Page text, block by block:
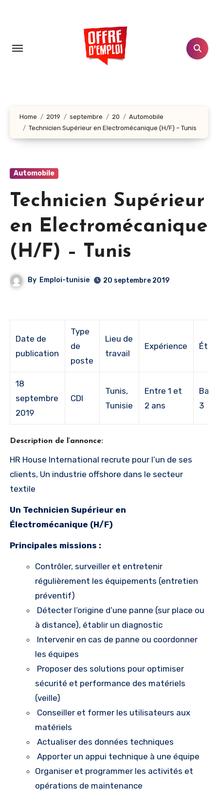
principal
Home 2019 septembre 20
Automobile
Technicien Supérieur en Electromécanique (H/F) – Tunis
Automobile
Technicien Supérieur
en Electromécanique
(H/F) – Tunis
By Emploi-tunisie 20 septembre 2019
Date de
publication
Type
de
poste
Lieu de
travail
Expérience
18
septembre
2019
CDI
Tunis,
Tunisie
Entre 1 et
2 ans
Bac
3
Description de l’annonce:
HR House International recrute pour l’un de ses
clients, Un industrie offshore dans le secteur
textile
Un Technicien Supérieur en
Électromécanique (H/F)
Principales missions :
Contrôler, surveiller et entretenir
régulièrement les équipements (entretien
préventif)
Détecter l’origine d’une panne (sur place ou
à distance), établir un diagnostic
Intervenir en cas de panne ou coordonner
les équipes
Proposer des solutions pour optimiser
sécurité et performance des matériels
(veille)
Conseiller et former les utilisateurs aux
matériels
Actualiser des données techniques
Apporter un appui technique à une équipe
Organiser et programmer les activités et
opérations de maintenance